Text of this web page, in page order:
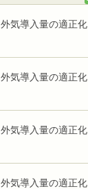
外気導入量の適正化
外気導入量の適正化
外気導入量の適正化
外気導入量の適正化